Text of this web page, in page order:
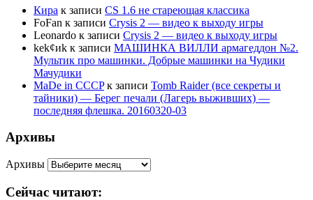
Кира к записи CS 1.6 не стареющая классика
FoFan к записи Crysis 2 — видео к выходу игры
Leonardo к записи Crysis 2 — видео к выходу игры
kek¢иk к записи МАШИНКА ВИЛЛИ армагеддон №2.
Мультик про машинки. Добрые машинки на Чудики
Мачудики
MaDe in CCCPк записи Tomb Raider (все секреты и
тайники) — Берег печали (Лагерь выживших) —
последняя флешка. 20160320-03
Архивы
Архивы
Сейчас читают: